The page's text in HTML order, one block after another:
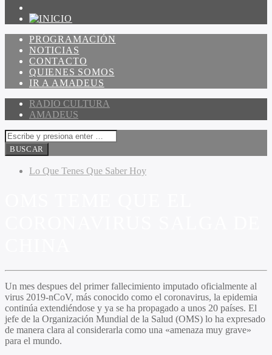
PROGRAMACIÓN
NOTICIAS
CONTACTO
QUIENES SOMOS
IR A AMADEUS
RADIO CULTURA
AMADEUS
Lo Que Tenes Que Saber Hoy
Un mes despues del primer fallecimiento imputado oficialmente al
virus 2019-nCoV, más conocido como el coronavirus, la epidemia
continúa extendiéndose y ya se ha propagado a unos 20 países. El
jefe de la Organización Mundial de la Salud (OMS) lo ha expresado
de manera clara al considerarla como una «amenaza muy grave»
para el mundo.